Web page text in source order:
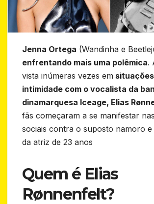
Jenna Ortega (Wandinha e
enfrentando mais uma polêmica.
vista inúmeras vezes em
intimidade com o vocalista da
dinamarquesa Iceage, Elias
fãs começaram a se manifestar
sociais contra o suposto namoro e
da atriz de 23 anos
Quem é Elias
Rønnenfelt?